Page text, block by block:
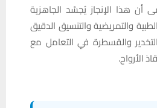
أن هذا الإنجاز يُجسّد الجاهزية
والتمريضية والتنسيق الدقيق
والقسطرة في التعامل مع
الأرواح.